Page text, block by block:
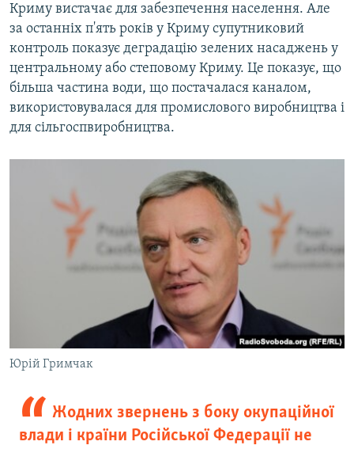
Криму вистачає для забезпечення населення. Але
за останніх п'ять років у Криму супутниковий
контроль показує деградацію зелених насаджень у
центральному або степовому Криму. Це показує, що
більша частина води, що постачалася каналом,
використовувалася для промислового виробництва і
для сільгоспвиробництва.
Юрій Гримчак
Жодних звернень з боку окупаційної
влади і країни Російської Федерації не